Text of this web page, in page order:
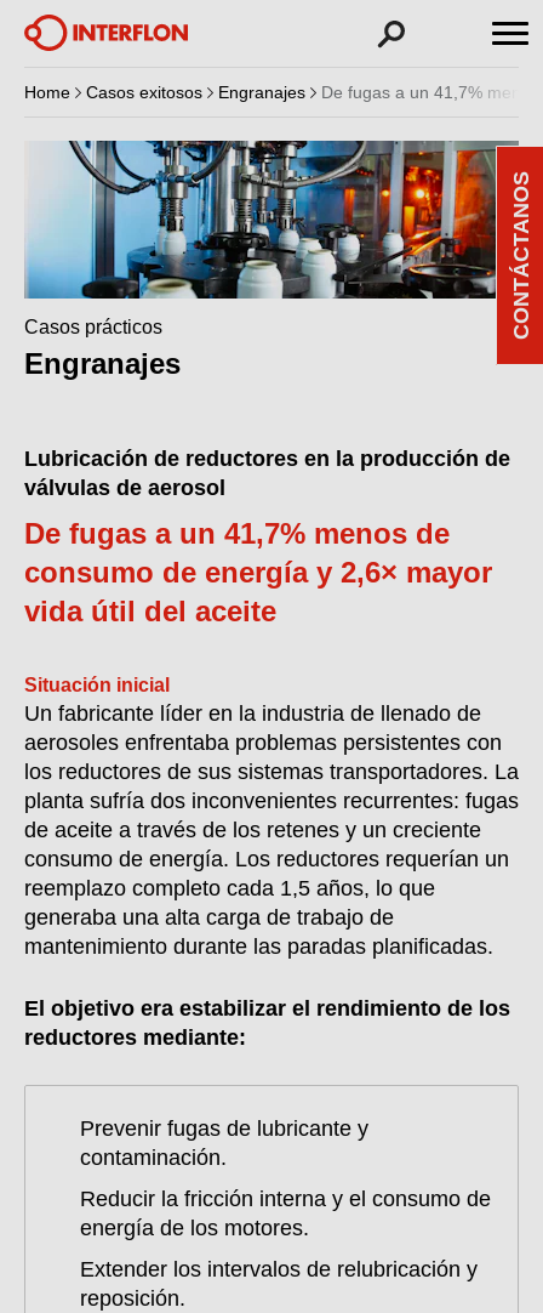
Home Casos exitosos Engranajes De fugas a un 41,7%
Casos prácticos
Engranajes
Lubricación de reductores en la producción de
válvulas de aerosol
De fugas a un 41,7% menos de
consumo de energía y 2,6× mayor
vida útil del aceite
Situación inicial
Un fabricante líder en la industria de llenado de
aerosoles enfrentaba problemas persistentes con
los reductores de sus sistemas transportadores. La
planta sufría dos inconvenientes recurrentes: fugas
de aceite a través de los retenes y un creciente
consumo de energía. Los reductores requerían un
reemplazo completo cada 1,5 años, lo que
generaba una alta carga de trabajo de
mantenimiento durante las paradas planificadas.
El objetivo era estabilizar el rendimiento de los
reductores mediante:
Prevenir fugas de lubricante y
contaminación.
Reducir la fricción interna y el consumo de
energía de los motores.
Extender los intervalos de relubricación y
reposición.
CONTÁCTANOS